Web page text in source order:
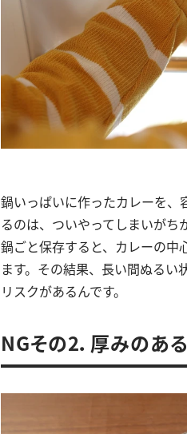
鍋いっぱいに作ったカレーを
るのは、ついやってしまいがち
鍋ごと保存すると、カレーの中
ます。その結果、長い間ぬる
リスクがあるんです。
NGその2．厚みのあ